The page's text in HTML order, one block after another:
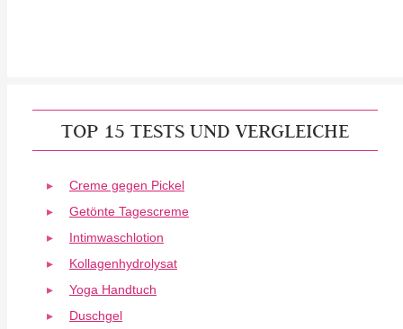
TOP 15 TESTS UND VERGLEICHE
Creme gegen Pickel
Getönte Tagescreme
Intimwaschlotion
Kollagenhydrolysat
Yoga Handtuch
Duschgel